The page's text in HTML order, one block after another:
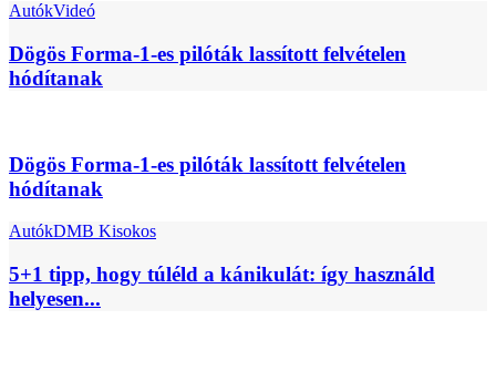
AutókVideó
Dögös Forma-1-es pilóták lassított felvételen
hódítanak
Dögös Forma-1-es pilóták lassított felvételen
hódítanak
AutókDMB Kisokos
5+1 tipp, hogy túléld a kánikulát: így használd
helyesen...